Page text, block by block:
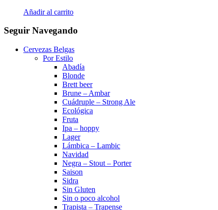
Añadir al carrito
Seguir Navegando
Cervezas Belgas
Por Estilo
Abadía
Blonde
Brett beer
Brune – Ambar
Cuádruple – Strong Ale
Ecológica
Fruta
Ipa – hoppy
Lager
Lámbica – Lambic
Navidad
Negra – Stout – Porter
Saison
Sidra
Sin Gluten
Sin o poco alcohol
Trapista – Trapense